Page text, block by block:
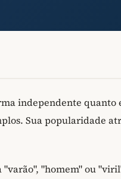
independente quanto
Sua popularidade
"varão", "homem" ou